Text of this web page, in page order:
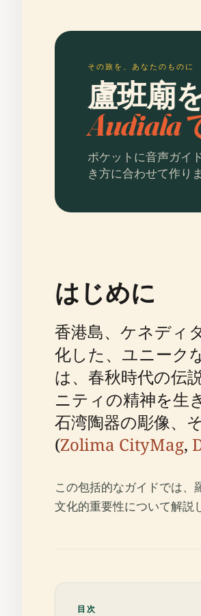
その旅を、あなたのものに
盧班廟
Audiala
ポケットに音声ガイ
き方に合わせて作り
はじめに
香港島、ケネディ
化した、ユニーク
は、春秋時代の伝
ニティの精神を生
石湾陶器の彫像、
(Zolima CityMag,
この包括的なガイドでは、
文化的重要性について解説
目次